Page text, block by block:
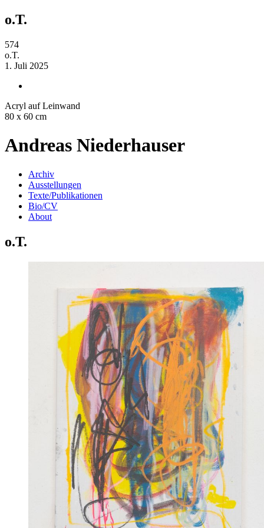
o.T.
574
o.T.
1. Juli 2025
Acryl auf Leinwand
80 x 60 cm
Andreas Niederhauser
Archiv
Ausstellungen
Texte/Publikationen
Bio/CV
About
o.T.